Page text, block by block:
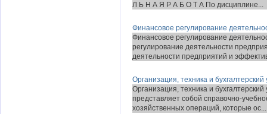
Л Ь Н А Я Р А Б О Т А По дисциплине...
Финансовое регулирование
Финансовое регулирование
регулирование деятельности
деятельности предприятий и
Организация, техника и
Организация, техника и
представляет собой справочно-
хозяйственных операций, которые ос...